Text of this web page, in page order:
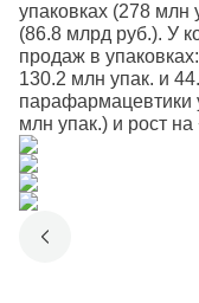
упаковках (278 млн
(86.8 млрд руб.). У
продаж в
130.2 млн упак. и
парафармацевтики
млн упак.) и рост